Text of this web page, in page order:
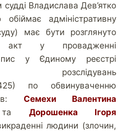
Владислава Дев’ятко
адміністративну
має бути розглянуто
акт у провадженні
у Єдиному реєстрі
розслідувань
по обвинуваченню
Семехи Валентина
Дорошенка Ігоря
людини (злочин,